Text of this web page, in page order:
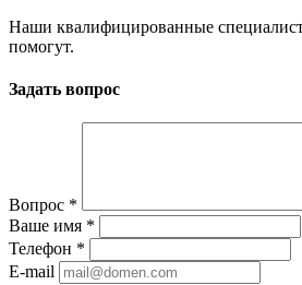
Наши квалифицированные
помогут.
Задать вопрос
Вопрос *
Ваше имя *
Телефон *
E-mail